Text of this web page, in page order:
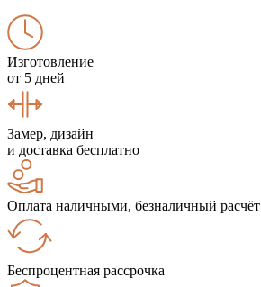
Изготовление
от 5 дней
Замер, дизайн
и доставка бесплатно
Оплата наличными, безналичный расчёт
Беспроцентная рассрочка